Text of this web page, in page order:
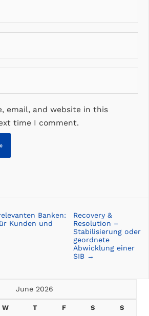
email, and website in this
time I comment.
Banken:
Kunden und
Recovery &
Resolution –
Stabilisierung oder
geordnete
Abwicklung einer
SIB →
June 2026
W T F S S